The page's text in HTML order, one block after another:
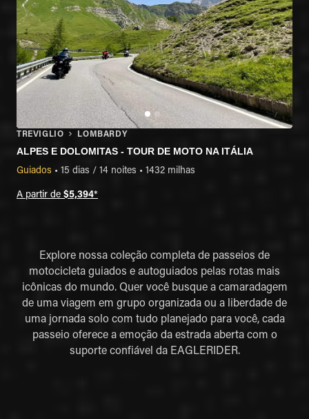
TREVIGLIO LOMBARDY
ALPES E DOLOMITAS - TOUR DE MOTO NA ITÁLIA
Guiados • 15 dias / 14 noites • 1432 milhas
A partir de $5,394*
Explore nossa coleção completa de passeios de
motocicleta guiados e autoguiados pelas rotas mais
icônicas do mundo. Quer você busque a camaradagem
de uma viagem em grupo organizada ou a liberdade de
uma jornada solo com tudo planejado para você, cada
passeio oferece a emoção da estrada aberta com o
suporte confiável da EAGLERIDER.